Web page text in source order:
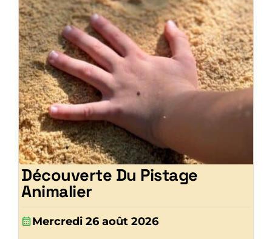
Découverte Du Pistage
Animalier
Mercredi 26 août 2026